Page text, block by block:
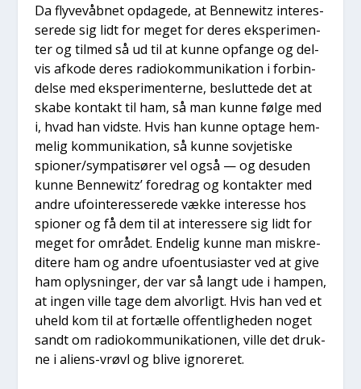
Da fly­ve­våb­net opda­ge­de, at Ben­newitz inter­es­
se­re­de sig lidt for meget for deres eks­pe­ri­men­
ter og til­med så ud til at kun­ne opfan­ge og del­
vis afko­de deres radi­okom­mu­ni­ka­tion i for­bin­
del­se med eks­pe­ri­men­ter­ne, beslut­te­de det at
ska­be kon­takt til ham, så man kun­ne føl­ge med
i, hvad han vid­ste. Hvis han kun­ne opta­ge hem­
me­lig kom­mu­ni­ka­tion, så kun­ne sov­je­ti­ske
spioner/sympatisører vel også — og des­u­den
kun­ne Ben­newitz’ fored­rag og kon­tak­ter med
andre ufo­in­ter­es­se­re­de væk­ke inter­es­se hos
spio­ner og få dem til at inter­es­se­re sig lidt for
meget for områ­det. Ende­lig kun­ne man miskre­
di­te­re ham og andre ufo­en­tu­si­a­ster ved at give
ham oplys­nin­ger, der var så langt ude i ham­pen,
at ingen vil­le tage dem alvor­ligt. Hvis han ved et
uheld kom til at for­tæl­le offent­lig­he­den noget
sandt om radi­okom­mu­ni­ka­tio­nen, vil­le det druk­
ne i ali­ens-vrøvl og bli­ve igno­re­ret.